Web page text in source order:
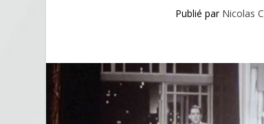
Publié par Nicolas